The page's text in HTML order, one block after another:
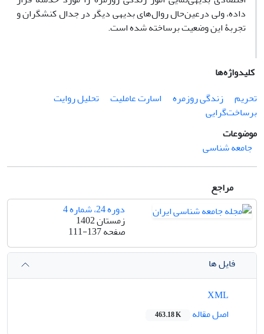
داده، ولی درعین‌حال روال‌های بدیهی دیگر در جدال کنشگران و
تجربۀ این وضعیت برساخته شده است.
کلیدواژه‌ها
تحریم
زندگی روزمره اسارت عاملیت
تحلیل روایت
برساخت‌گرایی
موضوعات
جامعه شناسی
مراجع
دوره 24، شماره 4
زمستان 1402
صفحه111-137
فایل ها
اصل مقاله
463.18 K